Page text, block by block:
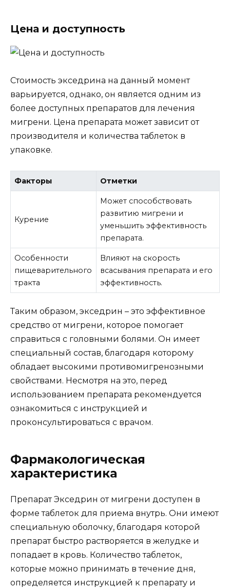
Цена и доступность
Стоимость экседрина на данный момент
варьируется, однако, он является одним из
более доступных препаратов для лечения
мигрени. Цена препарата может зависит от
производителя и количества таблеток в
упаковке.
Факторы Отметки
Курение
Может способствовать
развитию мигрени и
уменьшить эффективность
препарата.
Особенности
пищеварительного
тракта
Влияют на скорость
всасывания препарата и его
эффективность.
Таким образом, экседрин – это эффективное
средство от мигрени, которое помогает
справиться с головными болями. Он имеет
специальный состав, благодаря которому
обладает высокими противомигренозными
свойствами. Несмотря на это, перед
использованием препарата рекомендуется
ознакомиться с инструкцией и
проконсультироваться с врачом.
Фармакологическая
характеристика
Препарат Экседрин от мигрени доступен в
форме таблеток для приема внутрь. Они имеют
специальную оболочку, благодаря которой
препарат быстро растворяется в желудке и
попадает в кровь. Количество таблеток,
которые можно принимать в течение дня,
определяется инструкцией к препарату и